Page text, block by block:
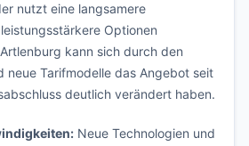
nutzt eine langsamere
Optionen
kann sich durch den
neue Tarifmodelle das Angebot seit
deutlich verändert haben.
Neue Technologien und